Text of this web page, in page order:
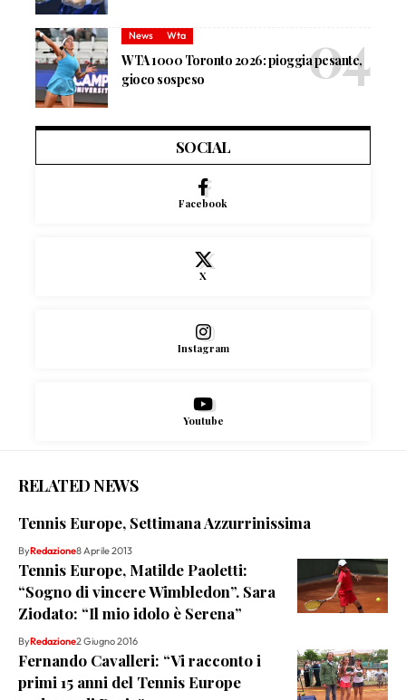
News Wta
WTA 1000 Toronto 2026: pioggia pesante,
gioco sospeso
SOCIAL
Facebook
X
Instagram
Youtube
RELATED NEWS
Tennis Europe, Settimana Azzurrinissima
ByRedazione8 Aprile 2013
Tennis Europe, Matilde Paoletti:
“Sogno di vincere Wimbledon”. Sara
Ziodato: “Il mio idolo è Serena”
ByRedazione2 Giugno 2016
Fernando Cavalleri: “Vi racconto i
primi 15 anni del Tennis Europe